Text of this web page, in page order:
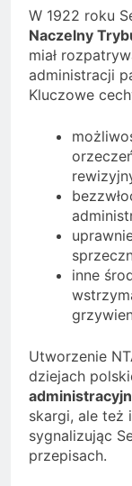
W 1922 roku
Naczelny
miał
administracji
Kluczowe
inne
Utworzenie
dziejach
skargi, ale też
sygnalizując
przepisach.